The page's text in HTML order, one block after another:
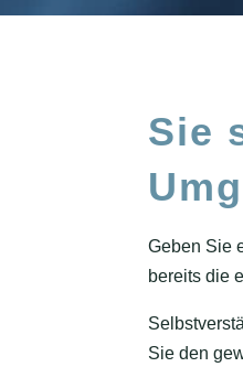
Sie
Geben Sie
bereits die
Sie den